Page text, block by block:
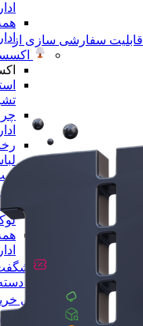
همه
راهنمای
پیگیری
قابلیت سفارشی سازی از